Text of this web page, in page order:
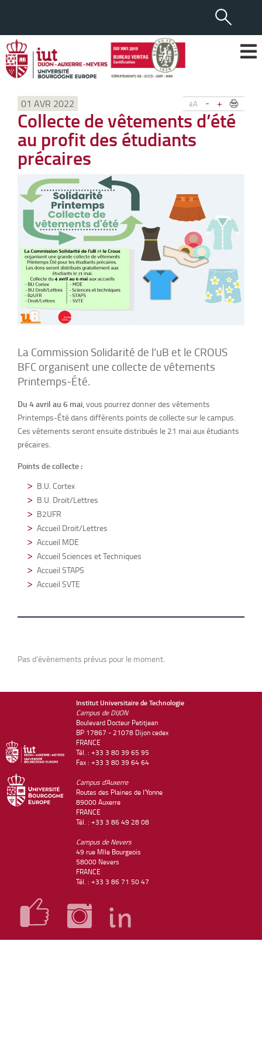
aA - +
01 AVR 2022
Collecte de vêtements d’été
au profit des étudiants
précaires
La Commission Solidarité de l’uB et le CROUS
BFC organisent une collecte de vêtements
Printemps-Été.
Du 4 avril au 6 mai, vous pourrez donner des vêtements
Printemps-Été dans différents points de collecte sur le campus.
Ces vêtements seront ensuite distribués le 21 mai aux étudiants
précaires.
Points de collecte :
B.U. Cortex
B.U. Droit/Lettres
B2UFR
Accueil Droit/Lettres
Accueil MDE
Accueil Sciences et Techniques
Accueil STAPS
Accueil SVTE
Pas d'évènements prévus pour le moment.
Institut Universitaire de Technologie
Campus de DIJON
Boulevard Docteur Petitjean
BP 17867 - 21078 Dijon cedex
FRANCE
Tél. : +33 3 80 39 65 95
Fax : +33 3 80 39 64 64
Campus d'Auxerre
Routes des Plaines de l'Yonne
89000 Auxerre
FRANCE
Tél. : +33 3 86 49 28 08
Campus de Nevers
49 rue Mlle Bourgeois
58000 Nevers
FRANCE
Tél. : +33 3 86 71 50 47